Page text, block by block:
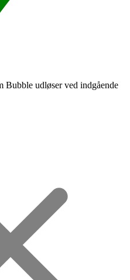
Bubble udløser ved indgående